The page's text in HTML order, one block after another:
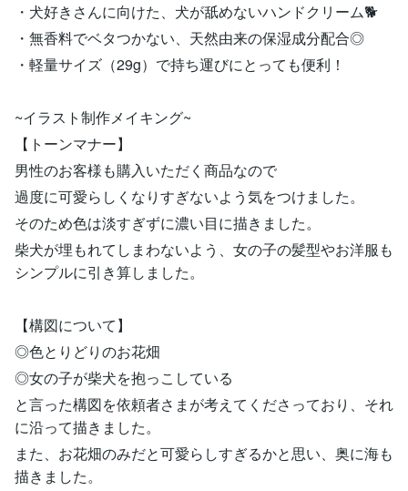
・犬好きさんに向けた、犬が舐めないハンドクリーム🐕
・無香料でベタつかない、天然由来の保湿成分配合◎
・軽量サイズ（29g）で持ち運びにとっても便利！
~イラスト制作メイキング~
【トーンマナー】
男性のお客様も購入いただく商品なので
過度に可愛らしくなりすぎないよう気をつけました。
そのため色は淡すぎずに濃い目に描きました。
柴犬が埋もれてしまわないよう、女の子の髪型やお洋服も
シンプルに引き算しました。
【構図について】
◎色とりどりのお花畑
◎女の子が柴犬を抱っこしている
と言った構図を依頼者さまが考えてくださっており、それ
に沿って描きました。
また、お花畑のみだと可愛らしすぎるかと思い、奥に海も
描きました。